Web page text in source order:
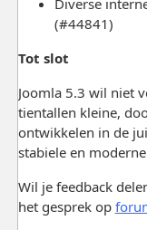
(#44841)
Tot slot
Joomla 5.3 wil niet
tientallen kleine,
ontwikkelen in de
stabiele en
Wil je feedback
het gesprek op